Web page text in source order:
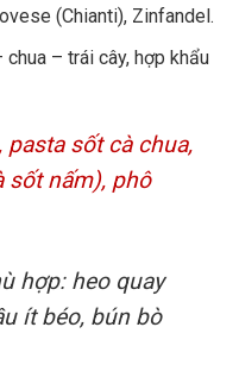
(Chianti), Zinfandel.
– trái cây, hợp khẩu
sốt cà chua,
sốt nấm), phô
hợp: heo quay
ít béo, bún bò